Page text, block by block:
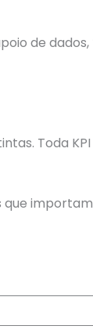
de dados,
Toda
que